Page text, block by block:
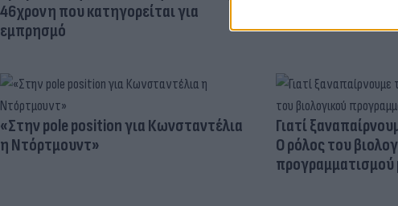
46χρονη που κατηγορείται για
εμπρησμό
«Στην pole position για Κωνσταντέλια
η Ντόρτμουντ»
Γιατί
Ο ρόλος του
προγραμματισμού